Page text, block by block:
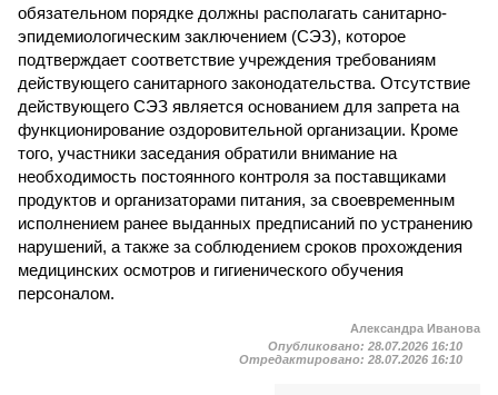
обязательном порядке должны располагать санитарно-
эпидемиологическим заключением (СЭЗ), которое
подтверждает соответствие учреждения требованиям
действующего санитарного законодательства. Отсутствие
действующего СЭЗ является основанием для запрета на
функционирование оздоровительной организации. Кроме
того, участники заседания обратили внимание на
необходимость постоянного контроля за поставщиками
продуктов и организаторами питания, за своевременным
исполнением ранее выданных предписаний по устранению
нарушений, а также за соблюдением сроков прохождения
медицинских осмотров и гигиенического обучения
персоналом.
Александра Иванова
Опубликовано: 28.07.2026 16:10
Отредактировано: 28.07.2026 16:10